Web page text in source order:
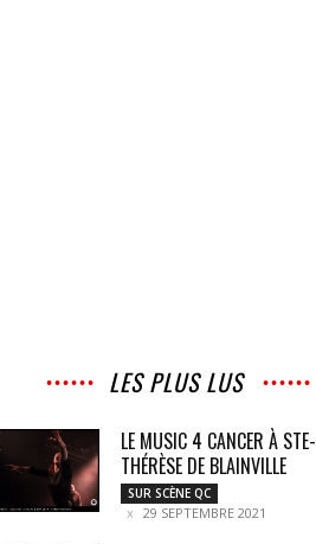
LES PLUS LUS
LE MUSIC 4 CANCER À STE-
THÉRÈSE DE BLAINVILLE
SUR SCÈNE QC
29 SEPTEMBRE 2021